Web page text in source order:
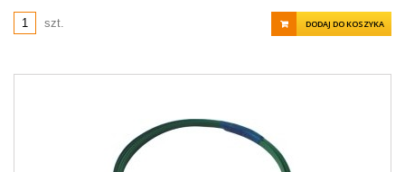
szt. DODAJ DO KOSZYKA